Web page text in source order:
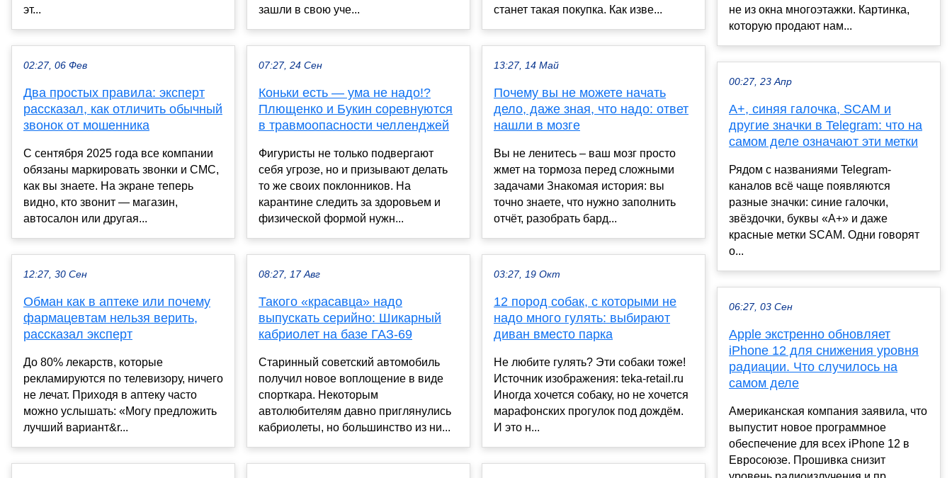
эт...
02:27, 06 Фев
Два простых правила: эксперт
рассказал, как отличить обычный
звонок от мошенника
С сентября 2025 года все компании
обязаны маркировать звонки и СМС,
как вы знаете. На экране теперь
видно, кто звонит — магазин,
автосалон или другая...
12:27, 30 Сен
Обман как в аптеке или почему
фармацевтам нельзя верить,
рассказал эксперт
До 80% лекарств, которые
рекламируются по телевизору, ничего
не лечат. Приходя в аптеку часто
можно услышать: «Могу предложить
лучший вариант&r...
зашли в свою уче...
07:27, 24 Сен
Коньки есть — ума не надо!?
Плющенко и Букин соревнуются
в травмоопасности челленджей
Фигуристы не только подвергают
себя угрозе, но и призывают делать
то же своих поклонников. На
карантине следить за здоровьем и
физической формой нужн...
08:27, 17 Авг
Такого «красавца» надо
выпускать серийно: Шикарный
кабриолет на базе ГАЗ-69
Старинный советский автомобиль
получил новое воплощение в виде
спорткара. Некоторым
автолюбителям давно приглянулись
кабриолеты, но большинство из ни...
станет такая покупка. Как изве...
13:27, 14 Май
Почему вы не можете начать
дело, даже зная, что надо: ответ
нашли в мозге
Вы не ленитесь – ваш мозг просто
жмет на тормоза перед сложными
задачами Знакомая история: вы
точно знаете, что нужно заполнить
отчёт, разобрать бард...
03:27, 19 Окт
12 пород собак, с которыми не
надо много гулять: выбирают
диван вместо парка
Не любите гулять? Эти собаки тоже!
Источник изображения: teka-retail.ru
Иногда хочется собаку, но не хочется
марафонских прогулок под дождём.
И это н...
не из окна многоэтажки. Картинка,
которую продают нам...
00:27, 23 Апр
А+, синяя галочка, SCAM и
другие значки в Telegram: что на
самом деле означают эти метки
Рядом с названиями Telegram-
каналов всё чаще появляются
разные значки: синие галочки,
звёздочки, буквы «А+» и даже
красные метки SCAM. Одни говорят
о...
06:27, 03 Сен
Apple экстренно обновляет
iPhone 12 для снижения уровня
радиации. Что случилось на
самом деле
Американская компания заявила, что
выпустит новое программное
обеспечение для всех iPhone 12 в
Евросоюзе. Прошивка снизит